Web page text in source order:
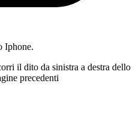
Iphone.
il dito da sinistra a destra dello
precedenti